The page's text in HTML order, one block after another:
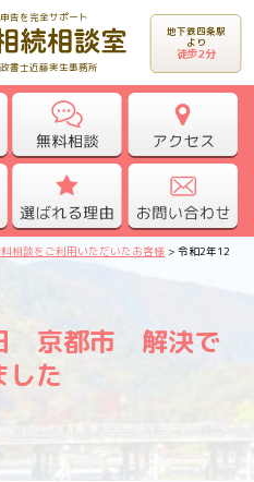
告を完全サポート
書士近藤実生事務所
地下鉄四条駅
より
徒歩2分
相談をご利用いただいたお客様 >令和2年12月
京都市 解決で
した